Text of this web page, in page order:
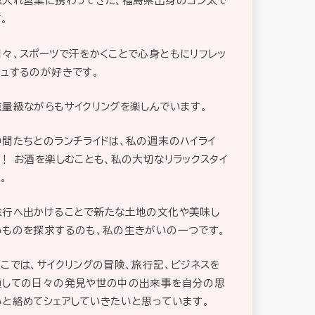
、スポーツで汗をかくことで心身ともにリフレッ
するのが好きです。
級ながらもサイクリングを楽しんでいます。
たちとのランチライドは、私の週末のハイライ
お酒を楽しむことも、私の大切なリラックスタイ
行へ出かけることで新たな土地の文化や美味し
のを探求するのも、私の生きがいの一つです。
では、サイクリングの冒険、旅行記、ビジネスを
しての日々の発見や世の中の出来事を自分の思
絡めてシェアしていきたいと思っています。